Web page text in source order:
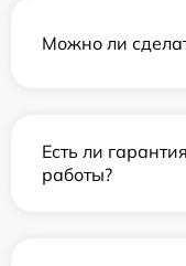
Можно ли
Есть ли
работы?